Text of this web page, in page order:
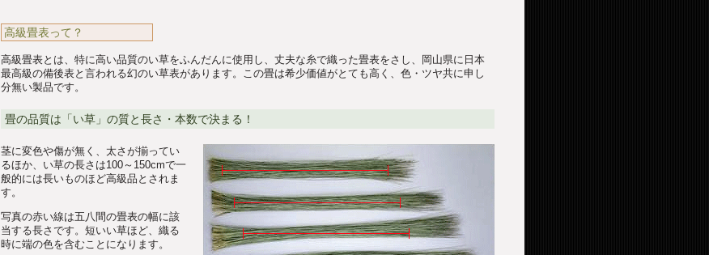
高級畳表って？
高級畳表とは、特に高い品質のい草をふんだんに使用し、丈夫な糸で織った畳表をさし、岡山県に日本
最高級の備後表と言われる幻のい草表があります。この畳は希少価値がとても高く、色・ツヤ共に申し
分無い製品です。
畳の品質は「い草」の質と長さ・本数で決まる！
茎に変色や傷が無く、太さが揃ってい
るほか、い草の長さは100～150cmで一
般的には長いものほど高級品とされま
す。
写真の赤い線は五八間の畳表の幅に該
当する長さです。短いい草ほど、織る
時に端の色を含むことになります。